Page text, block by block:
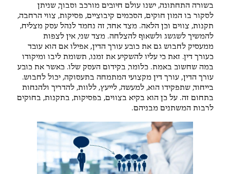
בשורה התחתונה, ישנו עולם חיובים מורכב וסבוך, שניתן
לסקור בו המון חוקים, הסכמים קיבוציים, פסיקות, צווי הרחבה,
תקנות, צווים וכן הלאה. מצד אחד, זה נחמד לנהל עסק מצליח,
להמשיך לשגשג ולשאוף להצלחה. מצד שני, אין לצפות
ממעסיק לחבוש גם את כובע עורך הדין, אפילו אם הוא עובד
כעורך דין. זאת כי עליו להשקיע את זמנו, תשומת ליבו ומיקודו
במה שחשוב באמת. כלומר, בקידום העסק שלו. כאשר את כובע
עורך הדין, עורך דין מקצועי המתמחה בתעסוקה, יכול לחבוש.
בייחוד, שתפקידו הוא, למעשה, לייעץ, ללוות, להדריך ולהנחות
בתחום זה. על כן הוא בקיא בצווים, בפסיקות, בתקנות, בחוקים
לרבות המשתנים מבניהם.